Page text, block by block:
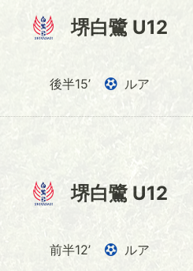
堺白鷺 U12
後半15’ ルア
堺白鷺 U12
前半12’ ルア